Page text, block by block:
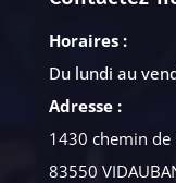
Horaires :
Du lundi au
Adresse :
1430 chemin de
83550